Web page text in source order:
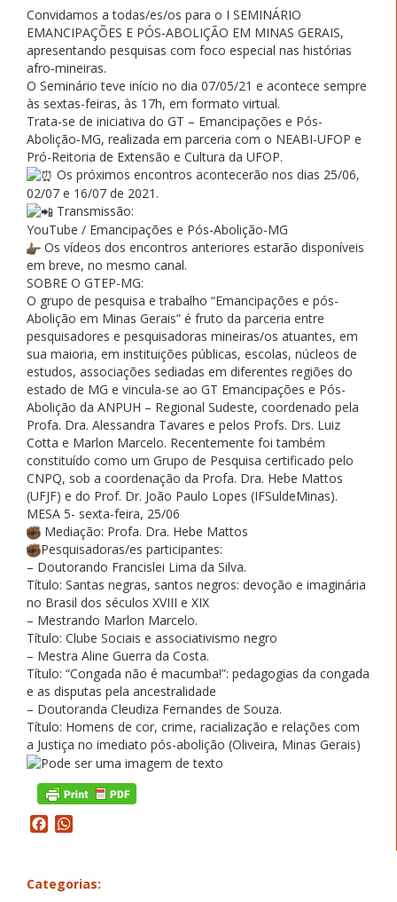
Convidamos a todas/es/os para o I SEMINÁRIO
EMANCIPAÇÕES E PÓS-ABOLIÇÃO EM MINAS GERAIS,
apresentando pesquisas com foco especial nas histórias
afro-mineiras.
O Seminário teve início no dia 07/05/21 e acontece sempre
às sextas-feiras, às 17h, em formato virtual.
Trata-se de iniciativa do GT – Emancipações e Pós-
Abolição-MG, realizada em parceria com o NEABI-UFOP e
Pró-Reitoria de Extensão e Cultura da UFOP.
Os próximos encontros acontecerão nos dias 25/06,
02/07 e 16/07 de 2021.
Transmissão:
YouTube / Emancipações e Pós-Abolição-MG
Os vídeos dos encontros anteriores estarão disponíveis
em breve, no mesmo canal.
SOBRE O GTEP-MG:
O grupo de pesquisa e trabalho “Emancipações e pós-
Abolição em Minas Gerais” é fruto da parceria entre
pesquisadores e pesquisadoras mineiras/os atuantes, em
sua maioria, em instituições públicas, escolas, núcleos de
estudos, associações sediadas em diferentes regiões do
estado de MG e vincula-se ao GT Emancipações e Pós-
Abolição da ANPUH – Regional Sudeste, coordenado pela
Profa. Dra. Alessandra Tavares e pelos Profs. Drs. Luiz
Cotta e Marlon Marcelo. Recentemente foi também
constituído como um Grupo de Pesquisa certificado pelo
CNPQ, sob a coordenação da Profa. Dra. Hebe Mattos
(UFJF) e do Prof. Dr. João Paulo Lopes (IFSuldeMinas).
MESA 5- sexta-feira, 25/06
Mediação: Profa. Dra. Hebe Mattos
Pesquisadoras/es participantes:
– Doutorando Francislei Lima da Silva.
Título: Santas negras, santos negros: devoção e imaginária
no Brasil dos séculos XVIII e XIX
– Mestrando Marlon Marcelo.
Título: Clube Sociais e associativismo negro
– Mestra Aline Guerra da Costa.
Título: “Congada não é macumba!”: pedagogias da congada
e as disputas pela ancestralidade
– Doutoranda Cleudiza Fernandes de Souza.
Título: Homens de cor, crime, racialização e relações com
a Justiça no imediato pós-abolição (Oliveira, Minas Gerais)
Facebook
Categorias: